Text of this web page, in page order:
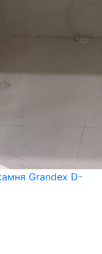
Grandex D-